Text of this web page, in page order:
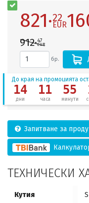
821·22
EUR
912·47
EUR
бр.
До края на промоцията
14
дни
11
часа
55
минути
Запитване за
ТЕХНИЧЕСКИ
Кутия